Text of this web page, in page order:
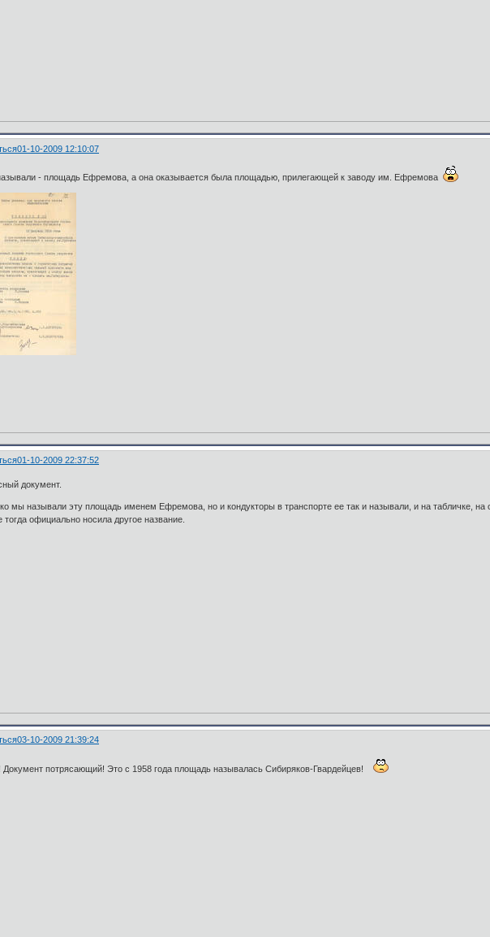
01-10-2009 12:10:07
- площадь Ефремова, а она оказывается была площадью, прилегающей к заводу им. Ефремова
01-10-2009 22:37:52
документ.
мы называли эту площадь именем Ефремова, но и кондукторы в транспорте ее так и называли, и на табличке,
тогда официально носила другое название.
03-10-2009 21:39:24
Документ потрясающий! Это с 1958 года площадь называлась Сибиряков-Гвардейцев!